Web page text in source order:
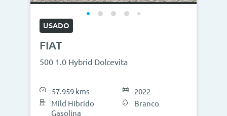
USADO
FIAT
500 1.0 Hybrid Dolcevita
57.959 kms
Mild Hibrido
Gasolina
2022
Branco